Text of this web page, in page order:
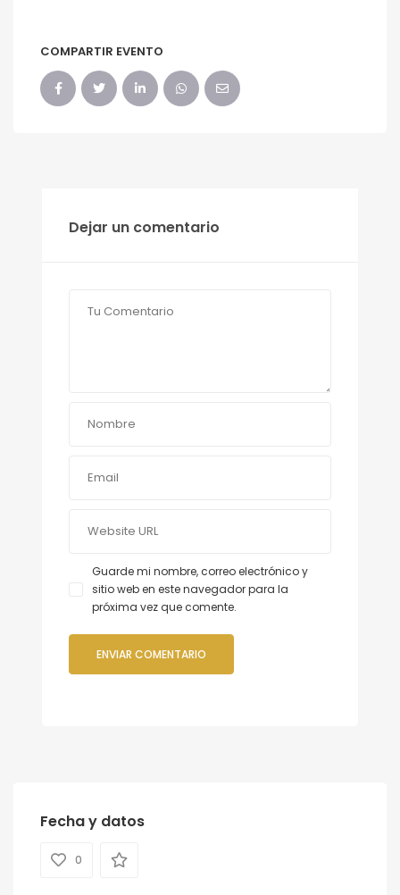
COMPARTIR EVENTO
Dejar un comentario
Guarde mi nombre, correo electrónico y
sitio web en este navegador para la
próxima vez que comente.
Fecha y datos
0